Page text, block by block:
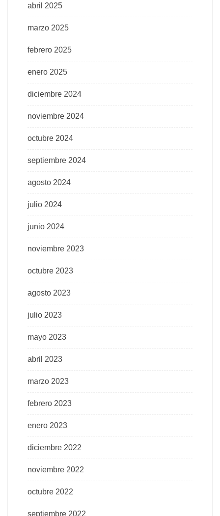
abril 2025
marzo 2025
febrero 2025
enero 2025
diciembre 2024
noviembre 2024
octubre 2024
septiembre 2024
agosto 2024
julio 2024
junio 2024
noviembre 2023
octubre 2023
agosto 2023
julio 2023
mayo 2023
abril 2023
marzo 2023
febrero 2023
enero 2023
diciembre 2022
noviembre 2022
octubre 2022
septiembre 2022